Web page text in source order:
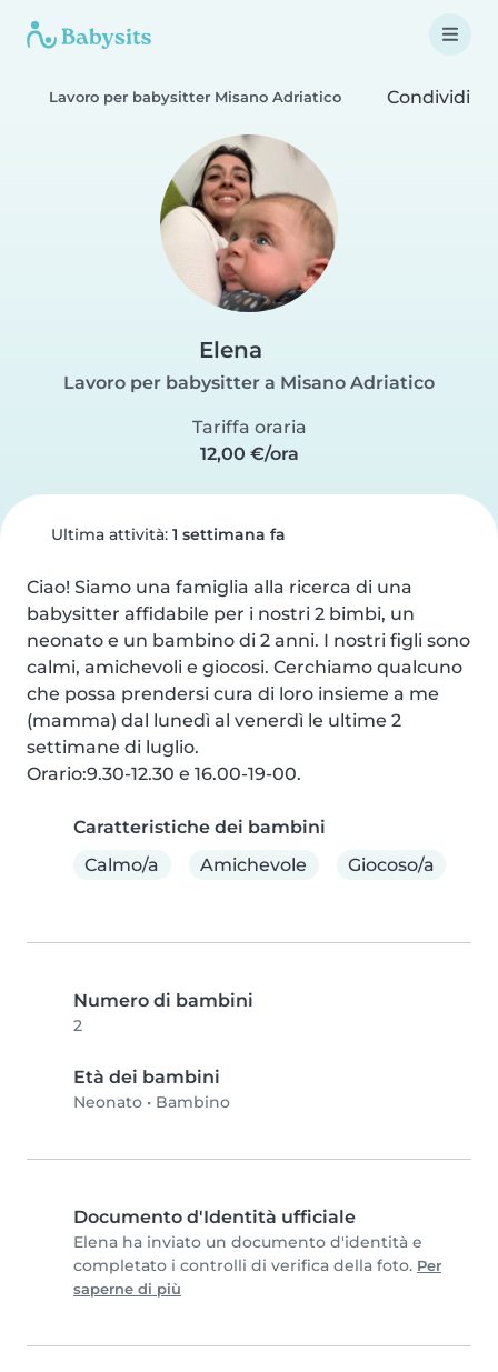
Lavoro per babysitter Misano Adriatico Condividi
Elena
Lavoro per babysitter a Misano Adriatico
Tariffa oraria
12,00 €/ora
Ultima attività: 1 settimana fa
Ciao! Siamo una famiglia alla ricerca di una
babysitter affidabile per i nostri 2 bimbi, un
neonato e un bambino di 2 anni. I nostri figli sono
calmi, amichevoli e giocosi. Cerchiamo qualcuno
che possa prendersi cura di loro insieme a me
(mamma) dal lunedì al venerdì le ultime 2
settimane di luglio.
Orario:9.30-12.30 e 16.00-19-00.
Caratteristiche dei bambini
Calmo/a
Amichevole Giocoso/a
Numero di bambini
2
Età dei bambini
Neonato • Bambino
Documento d'Identità ufficiale
Elena ha inviato un documento d'identità e
completato i controlli di verifica della foto. Per
saperne di più